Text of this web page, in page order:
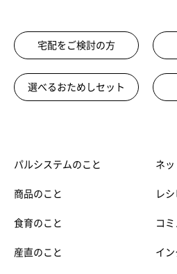
宅配をご検討の方
選べるおためしセット
パルシステムのこと
商品のこと
食育のこと
産直のこと
ネ
レ
コミ
イ